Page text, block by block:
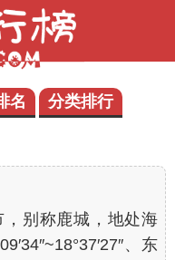
名 分类排行
别称鹿城，地处海
、东